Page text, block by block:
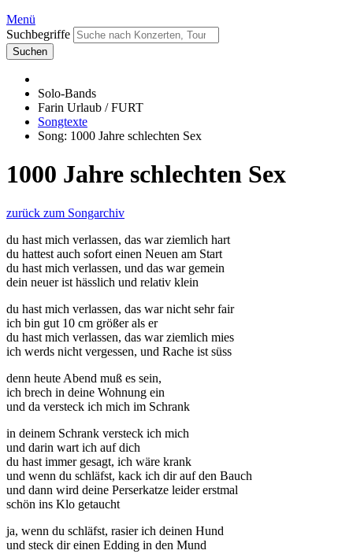
Menü
Suchbegriffe
Suchen
Solo-Bands
Farin Urlaub / FURT
Songtexte
Song: 1000 Jahre schlechten Sex
1000 Jahre schlechten Sex
zurück zum Songarchiv
du hast mich verlassen, das war ziemlich hart
du hattest auch sofort einen Neuen am Start
du hast mich verlassen, und das war gemein
dein neuer ist hässlich und relativ klein
du hast mich verlassen, das war nicht sehr fair
ich bin gut 10 cm größer als er
du hast mich verlassen, das war ziemlich mies
ich werds nicht vergessen, und Rache ist süss
denn heute Abend muß es sein,
ich brech in deine Wohnung ein
und da versteck ich mich im Schrank
in deinem Schrank versteck ich mich
und darin wart ich auf dich
du hast immer gesagt, ich wäre krank
und wenn du schläfst, kack ich dir auf den Bauch
und dann wird deine Perserkatze leider erstmal
schön ins Klo getaucht
ja, wenn du schläfst, rasier ich deinen Hund
und steck dir einen Edding in den Mund